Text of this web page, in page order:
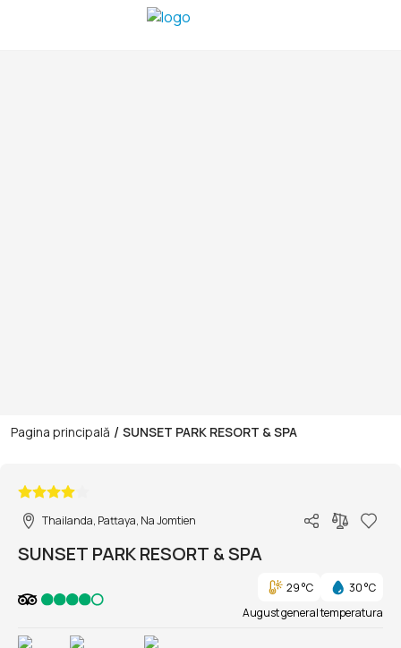
Pagina principală / SUNSET PARK RESORT & SPA
Thailanda, Pattaya, Na Jomtien
SUNSET PARK RESORT & SPA
29 °C
30 °C
August general temperatura